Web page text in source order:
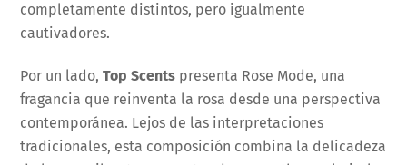
completamente distintos, pero igualmente
cautivadores.
Por un lado,Top Scents presenta Rose Mode, una
fragancia que reinventa la rosa desde una perspectiva
contemporánea. Lejos de las interpretaciones
tradicionales, esta composición combina la delicadeza